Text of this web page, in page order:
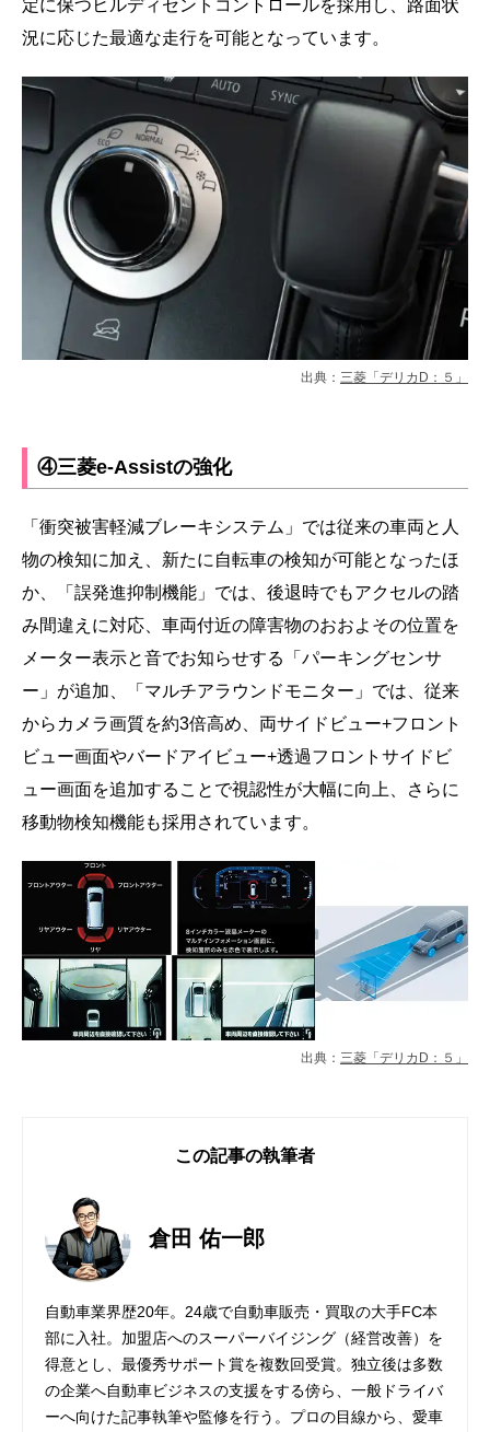
定に保つヒルディセントコントロールを採用し、路面状
況に応じた最適な走行を可能となっています。
出典： 三菱「デリカD：５」
④三菱e-Assistの強化
「衝突被害軽減ブレーキシステム」では従来の車両と人
物の検知に加え、新たに自転車の検知が可能となったほ
か、「誤発進抑制機能」では、後退時でもアクセルの踏
み間違えに対応、車両付近の障害物のおおよその位置を
メーター表示と音でお知らせする「パーキングセンサ
ー」が追加、「マルチアラウンドモニター」では、従来
からカメラ画質を約3倍高め、両サイドビュー+フロント
ビュー画面やバードアイビュー+透過フロントサイドビ
ュー画面を追加することで視認性が大幅に向上、さらに
移動物検知機能も採用されています。
出典： 三菱「デリカD：５」
この記事の執筆者
倉田 佑一郎
自動車業界歴20年。24歳で自動車販売・買取の大手FC本
部に入社。加盟店へのスーパーバイジング（経営改善）を
得意とし、最優秀サポート賞を複数回受賞。独立後は多数
の企業へ自動車ビジネスの支援をする傍ら、一般ドライバ
ーへ向けた記事執筆や監修を行う。プロの目線から、愛車